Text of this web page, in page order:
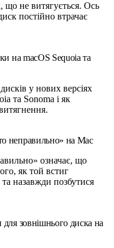
що не витягується. Ось
постійно втрачає
на macOS Sequoia та
у нових версіях
та Sonoma і як
неправильно» на Mac
означає, що
як той встиг
назавжди позбутися
зовнішнього диска на